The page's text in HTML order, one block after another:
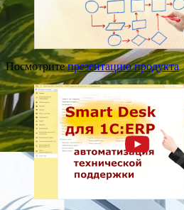
Посмотритепрезентацию продукта